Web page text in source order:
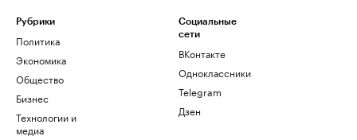
Рубрики
Политика
Экономика
Общество
Бизнес
Технологии и
медиа
Социальные
сети
ВКонтакте
Одноклассники
Telegram
Дзен